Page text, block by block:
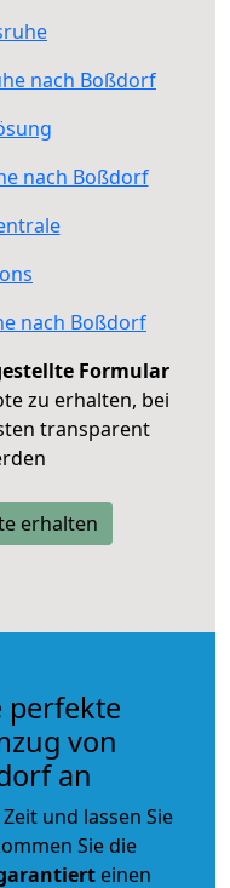
nach Boßdorf
nach Boßdorf
nach Boßdorf
Formular
zu erhalten, bei
transparent
erhalten
perfekte
von
an
und lassen Sie
Sie die
einen